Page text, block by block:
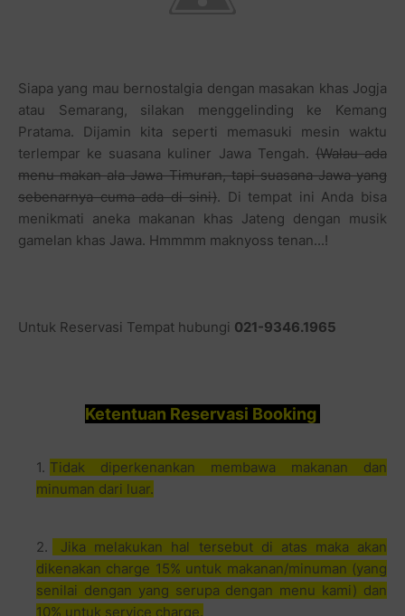
Siapa yang mau bernostalgia dengan masakan khas Jogja
atau Semarang, silakan menggelinding ke Kemang
Pratama. Dijamin kita seperti memasuki mesin waktu
terlempar ke suasana kuliner Jawa Tengah. (Walau ada
menu makan ala Jawa Timuran, tapi suasana Jawa yang
sebenarnya cuma ada di sini). Di tempat ini Anda bisa
menikmati aneka makanan khas Jateng dengan musik
gamelan khas Jawa. Hmmmm maknyoss tenan...!
Untuk Reservasi Tempat hubungi 021-9346.1965
Ketentuan Reservasi Booking
Tidak diperkenankan membawa makanan dan
minuman dari luar.
Jika melakukan hal tersebut di atas maka akan
dikenakan charge 15% untuk makanan/minuman (yang
senilai dengan yang serupa dengan menu kami) dan
10% untuk service charge.